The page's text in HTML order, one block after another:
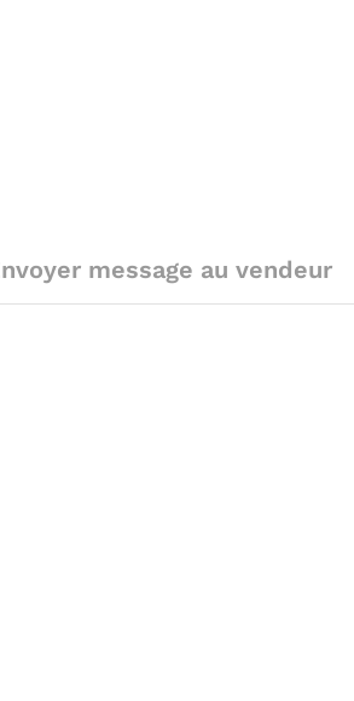
message au vendeur